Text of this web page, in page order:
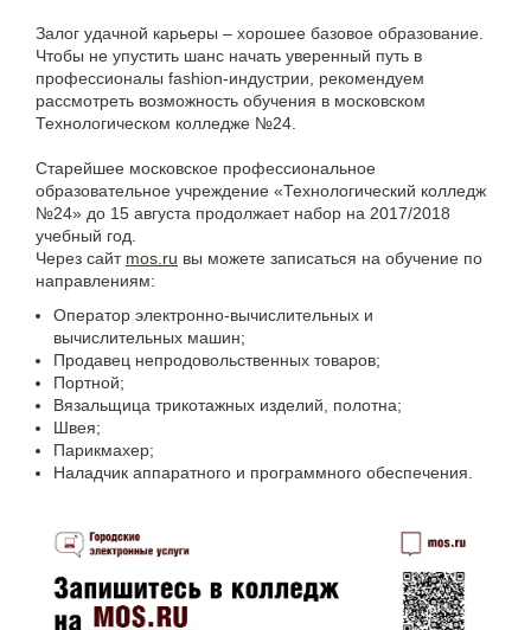
Залог удачной карьеры – хорошее базовое образование.
Чтобы не упустить шанс начать уверенный путь в
профессионалы fashion-индустрии, рекомендуем
рассмотреть возможность обучения в московском
Технологическом колледже №24.
Старейшее московское профессиональное
образовательное учреждение «Технологический колледж
№24» до 15 августа продолжает набор на 2017/2018
учебный год.
Через сайт mos.ru вы можете записаться на обучение по
направлениям:
Оператор электронно-вычислительных и
вычислительных машин;
Продавец непродовольственных товаров;
Портной;
Вязальщица трикотажных изделий, полотна;
Швея;
Парикмахер;
Наладчик аппаратного и программного обеспечения.